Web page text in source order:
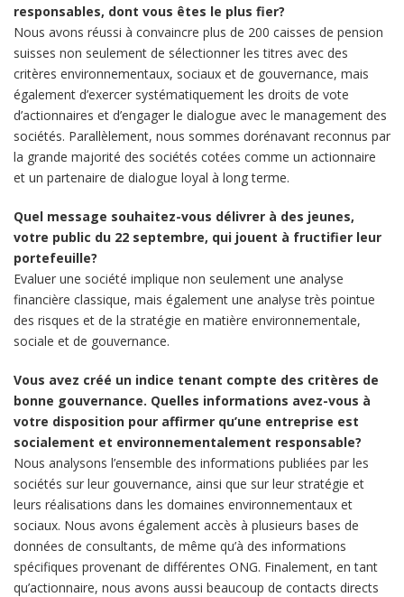
responsables, dont vous êtes le plus fier?
Nous avons réussi à convaincre plus de 200 caisses de pension
suisses non seulement de sélectionner les titres avec des
critères environnementaux, sociaux et de gouvernance, mais
également d’exercer systématiquement les droits de vote
d’actionnaires et d’engager le dialogue avec le management des
sociétés. Parallèlement, nous sommes dorénavant reconnus par
la grande majorité des sociétés cotées comme un actionnaire
et un partenaire de dialogue loyal à long terme.
Quel message souhaitez-vous délivrer à des jeunes,
votre public du 22 septembre, qui jouent à fructifier leur
portefeuille?
Evaluer une société implique non seulement une analyse
financière classique, mais également une analyse très pointue
des risques et de la stratégie en matière environnementale,
sociale et de gouvernance.
Vous avez créé un indice tenant compte des critères de
bonne gouvernance. Quelles informations avez-vous à
votre disposition pour affirmer qu’une entreprise est
socialement et environnementalement responsable?
Nous analysons l’ensemble des informations publiées par les
sociétés sur leur gouvernance, ainsi que sur leur stratégie et
leurs réalisations dans les domaines environnementaux et
sociaux. Nous avons également accès à plusieurs bases de
données de consultants, de même qu’à des informations
spécifiques provenant de différentes ONG. Finalement, en tant
qu’actionnaire, nous avons aussi beaucoup de contacts directs